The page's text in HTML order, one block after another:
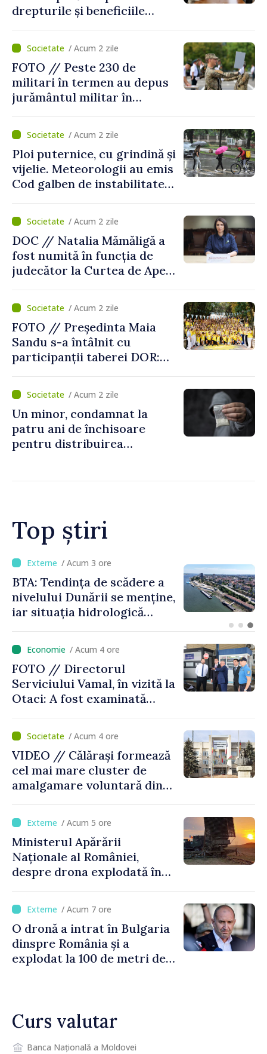
drepturile și beneficiile
/ Acum 2 zile
FOTO // Peste 230 de
militari în termen au depus
jurământul militar în
/ Acum 2 zile
Ploi puternice, cu grindină și
vijelie. Meteorologii au emis
Cod galben de instabilitate
/ Acum 2 zile
DOC // Natalia Mămăligă a
fost numită în funcția de
judecător la Curtea de Apel
/ Acum 2 zile
FOTO // Președinta Maia
Sandu s-a întâlnit cu
participanții taberei DOR:
noastră rămâne puternică”
/ Acum 2 zile
Un minor, condamnat la
patru ani de închisoare
pentru distribuirea
Top știri
/ Acum 1 oră
Energocom a asigurat
necesarul de energie
electrică pentru 8 august.
cetățenii să reducă
consumul în orele de vârf
/ Acum 4 ore
FOTO // Directorul
Serviciului Vamal, în vizită la
Otaci: A fost examinată
control vamal cu un scanner
performant/ Acum 4 ore
VIDEO // Călărași formează
cel mai mare cluster de
amalgamare voluntară din
orășenesc a aprobat decizia
finală
/ Acum 5 ore
Ministerul Apărării
Naționale al României,
despre drona explodată în
nu au detectat niciun
vehicul aerian”
/ Acum 7 ore
O dronă a intrat în Bulgaria
dinspre România și a
explodat la 100 de metri de
Curs valutar
Banca Națională a Moldovei